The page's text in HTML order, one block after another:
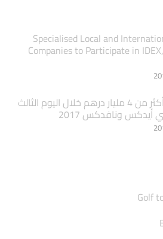
1,235 Specialised Local and
Companies to Participate in
صفقات بأكثر من 4 مليار درهم خلال اليوم الثالث
ونافدكس 2017
Golf